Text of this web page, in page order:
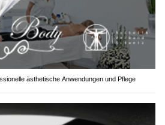
ästhetische Anwendungen und Pflege